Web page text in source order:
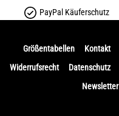
PayPal Käuferschutz
Größentabellen Kontakt
Widerrufsrecht
Datenschutz
Newsletter